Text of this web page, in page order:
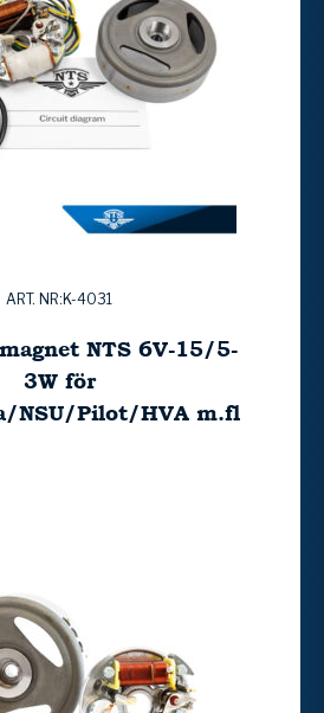
ART. NR:K-4031
NTS 6V-15/5-
3W för
NSU/Pilot/HVA m.fl